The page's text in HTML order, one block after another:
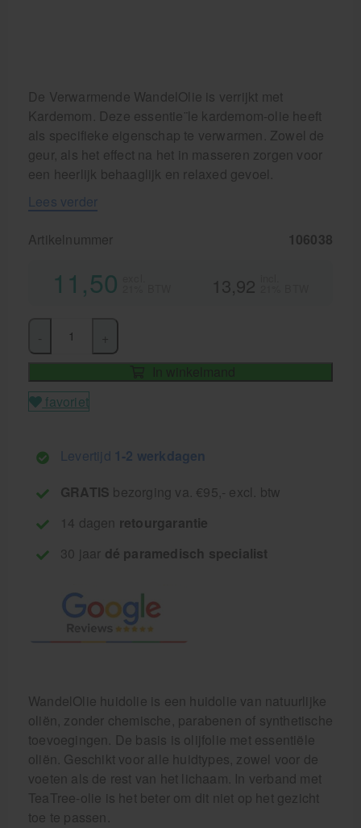
De Verwarmende WandelOlie is verrijkt met
Kardemom. Deze essentie¨le kardemom-olie heeft
als specifieke eigenschap te verwarmen. Zowel de
geur, als het effect na het in masseren zorgen voor
een heerlijk behaaglijk en relaxed gevoel.
Lees verder
Artikelnummer 106038
11,50 13,92
In winkelmand
favoriet
Levertijd 1-2 werkdagen
GRATIS bezorging va. €95,- excl. btw
14 dagen retourgarantie
30 jaar dé paramedisch specialist
WandelOlie huidolie is een huidolie van natuurlijke
oliën, zonder chemische, parabenen of synthetische
toevoegingen. De basis is olijfolie met essentiële
oliën. Geschikt voor alle huidtypes, zowel voor de
voeten als de rest van het lichaam. In verband met
TeaTree-olie is het beter om dit niet op het gezicht
toe te passen.